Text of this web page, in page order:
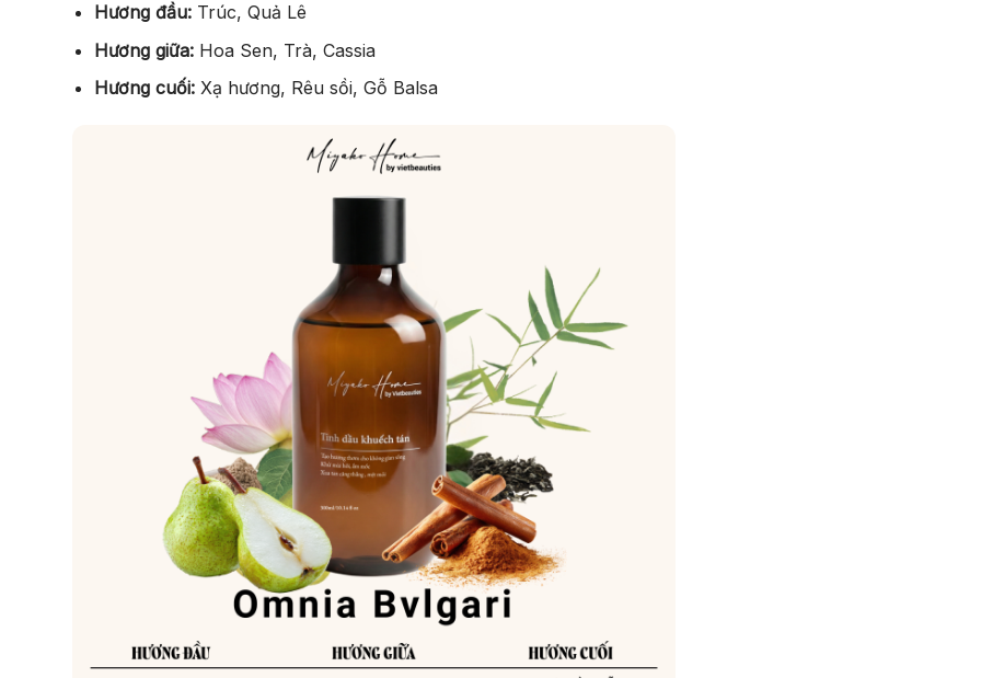
Hương đầu: Trúc, Quả Lê
Hương giữa: Hoa Sen, Trà, Cassia
Hương cuối: Xạ hương, Rêu sồi, Gỗ Balsa